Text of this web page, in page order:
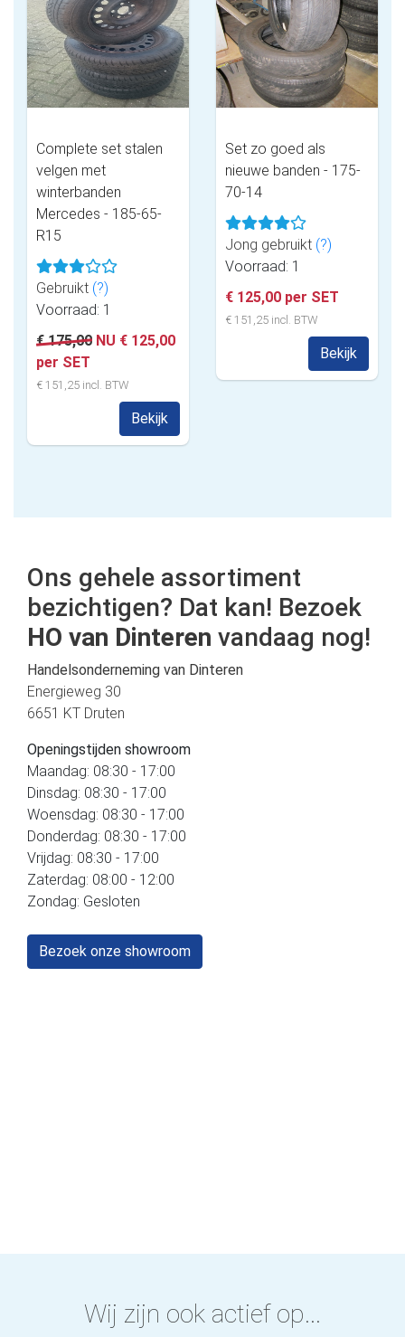
Complete set stalen
velgen met
winterbanden
Mercedes - 185-65-
R15
Gebruikt (?)
Voorraad: 1
€ 175,00 NU € 125,00
per SET
€ 151,25 incl. BTW
Bekijk
Set zo goed als
nieuwe banden - 175-
70-14
Jong gebruikt (?)
Voorraad: 1
€ 125,00 per SET
€ 151,25 incl. BTW
Bekijk
Ons gehele assortiment
bezichtigen? Dat kan! Bezoek
HO van Dinteren vandaag nog!
Handelsonderneming van Dinteren
Energieweg 30
6651 KT Druten
Openingstijden showroom
Maandag: 08:30 - 17:00
Dinsdag: 08:30 - 17:00
Woensdag: 08:30 - 17:00
Donderdag: 08:30 - 17:00
Vrijdag: 08:30 - 17:00
Zaterdag: 08:00 - 12:00
Zondag: Gesloten
Bezoek onze showroom
Wij zijn ook actief op...